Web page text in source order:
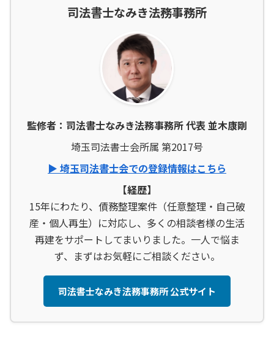
司法書士なみき法務事務所
監修者：司法書士なみき法務事務所 代表 並木康剛
埼玉司法書士会所属 第2017号
▶ 埼玉司法書士会での登録情報はこちら
【経歴】
15年にわたり、債務整理案件（任意整理・自己破
産・個人再生）に対応し、多くの相談者様の生活
再建をサポートしてまいりました。一人で悩ま
ず、まずはお気軽にご相談ください。
司法書士なみき法務事務所 公式サイト